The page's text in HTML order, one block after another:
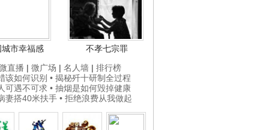
城市幸福感
不孝七宗罪
直播 | 微广场 | 名人墙 | 排行榜
该如何识别 • 揭秘歼十研制全过程
可遇不可求 • 抽烟是如何毁掉健康
妻搭40米扶手 • 拒绝浪费从我做起